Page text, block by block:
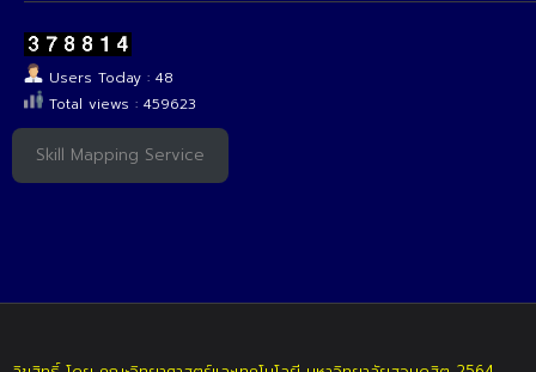
Users Today : 48
Total views : 459623
Skill Mapping Service